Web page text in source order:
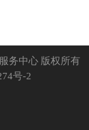
务中心 版权所有
号-2